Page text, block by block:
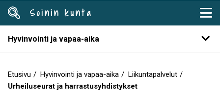
Soinin kunta
Hyvinvointi ja vapaa-aika
Murupolku
Etusivu Hyvinvointi ja vapaa-aika
Liikuntapalvelut
Urheiluseurat ja harrastusyhdistykset